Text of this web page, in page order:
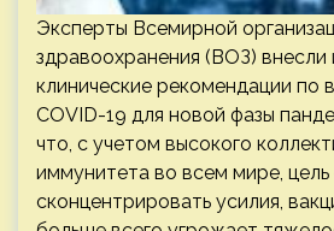
Эксперты Всемирной
здравоохранения (ВОЗ) внесли
клинические рекомендации по
COVID-19 для новой фазы
что, с учетом высокого
иммунитета во всем мире,
сконцентрировать усилия,